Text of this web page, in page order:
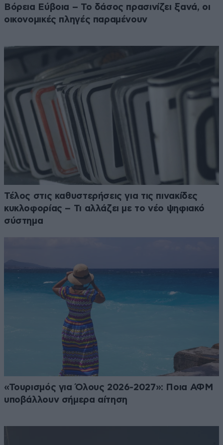
Βόρεια Εύβοια – Το δάσος πρασινίζει ξανά, οι
οικονομικές πληγές παραμένουν
Τέλος στις καθυστερήσεις για τις πινακίδες
κυκλοφορίας – Τι αλλάζει με το νέο ψηφιακό
σύστημα
«Τουρισμός για Όλους 2026-2027»: Ποια ΑΦΜ
υποβάλλουν σήμερα αίτηση